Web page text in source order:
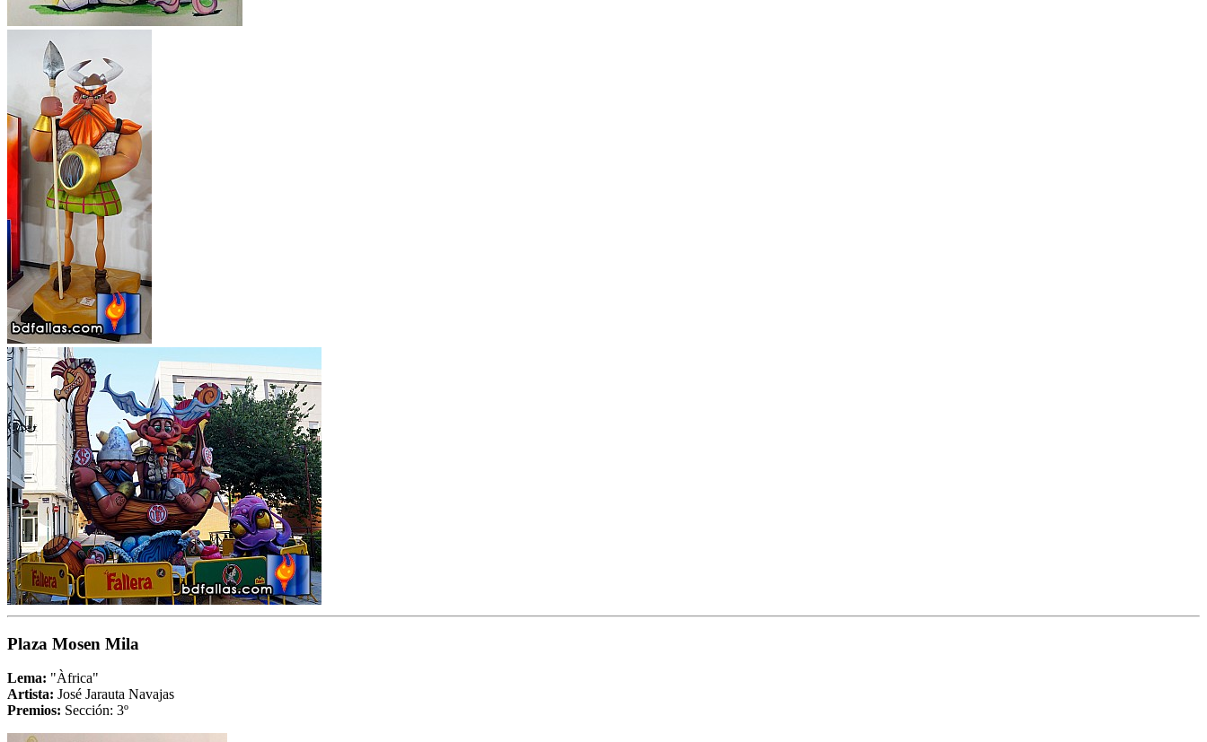
Plaza Mosen Mila
Lema: "Àfrica"
Artista: José Jarauta Navajas
Premios: Sección: 3º